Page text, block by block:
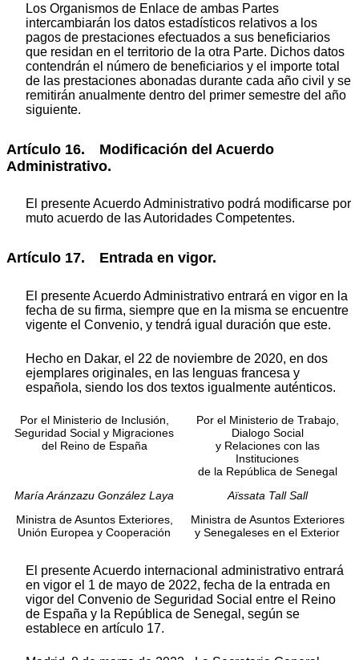
Los Organismos de Enlace de ambas Partes
intercambiarán los datos estadísticos relativos a los
pagos de prestaciones efectuados a sus beneficiarios
que residan en el territorio de la otra Parte. Dichos datos
contendrán el número de beneficiarios y el importe total
de las prestaciones abonadas durante cada año civil y se
remitirán anualmente dentro del primer semestre del año
siguiente.
Artículo 16. Modificación del Acuerdo
Administrativo.
El presente Acuerdo Administrativo podrá modificarse por
muto acuerdo de las Autoridades Competentes.
Artículo 17. Entrada en vigor.
El presente Acuerdo Administrativo entrará en vigor en la
fecha de su firma, siempre que en la misma se encuentre
vigente el Convenio, y tendrá igual duración que este.
Hecho en Dakar, el 22 de noviembre de 2020, en dos
ejemplares originales, en las lenguas francesa y
española, siendo los dos textos igualmente auténticos.
Por el Ministerio de Inclusión,
Seguridad Social y Migraciones
del Reino de España
Por el Ministerio de Trabajo,
Dialogo Social
y Relaciones con las
Instituciones
de la República de Senegal
María Aránzazu González Laya
Aïssata Tall Sall
Ministra de Asuntos Exteriores,
Unión Europea y Cooperación
Ministra de Asuntos Exteriores
y Senegaleses en el Exterior
El presente Acuerdo internacional administrativo entrará
en vigor el 1 de mayo de 2022, fecha de la entrada en
vigor del Convenio de Seguridad Social entre el Reino
de España y la República de Senegal, según se
establece en artículo 17.